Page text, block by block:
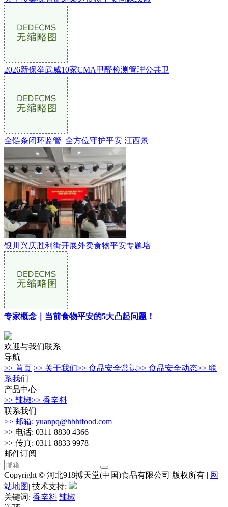
2026新保举武威10家CMA甲醛检测管理公共卫
全链条闭环监管 全方位守护平安 江西景
银川兴庆胜利街开展外卖食物平安专题培
专家概念｜当前食物平安的5大凸起问题！
欢迎与我们联系
导航
>> 首页 >> 关于我们>> 食品安全常识>> 食品安全动态>> 联
系我们
产品中心
>> 辣椒>> 香辛料
联系我们
>> 邮箱: yuanpq@hbhtfood.com
>> 电话: 0311 8830 4366
>> 传真: 0311 8833 9978
邮件订阅
Copyright © 河北918搏天堂(中国)食品有限公司 版权所有 | 网
站地图| 技术支持:
关键词: 香辛料 辣椒